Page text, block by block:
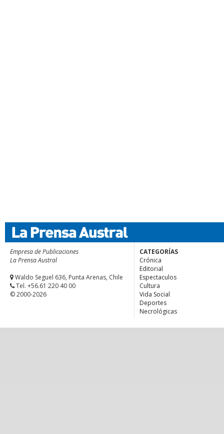
Empresa de Publicaciones
La Prensa Austral
Waldo Seguel 636, Punta Arenas, Chile
Tel. +56.61 220 40 00
© 2000-2026
CATEGORÍAS
Crónica
Editorial
Espectaculos
Cultura
Vida Social
Deportes
Necrológicas